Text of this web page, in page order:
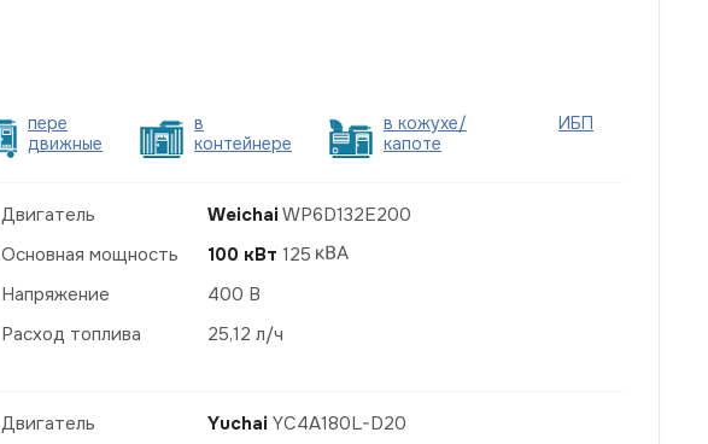
пере
движные
в
контейнере
в кожухе/
капоте
ИБП
Двигатель Weichai WP6D132E200
Основная мощность
100 кВт 125
Напряжение
400 В
Расход топлива
25,12 л/ч
Двигатель Yuchai YC4A180L-D20